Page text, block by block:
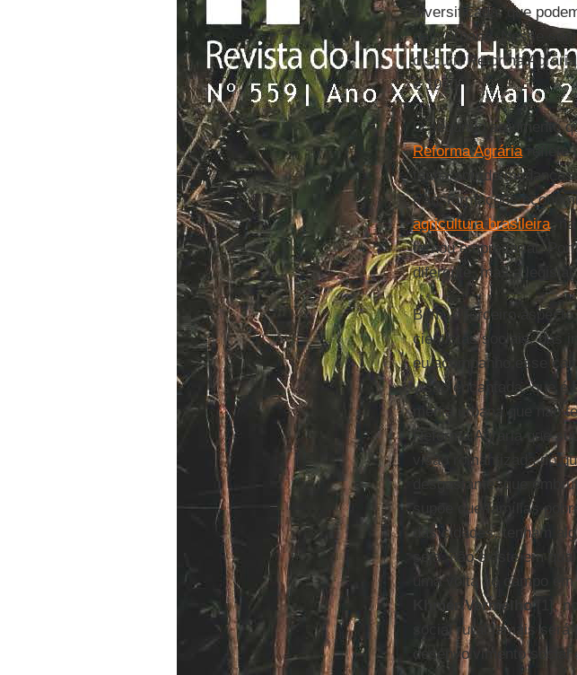
diversificada, que
país urbano. Nesse
discutir Reforma
e 1960.
O segundo argumento
Reforma Agráriareflete
tenha sofrido
transformações
agricultura brasileira,
tornou empresarial.
diferente, mas a
Bom, o terceiro
cientistas sociais, das
eu acompanho esse
visão encantada, que é
média urbana que não
Reforma Agrária que
visão romantizada do
desgastante, que
supõe que famílias
das cidades, tenham
seja, não existe em
uma volta ao campo
Khmer Vermelho[1],
social rural jamais
desenvolvimento social